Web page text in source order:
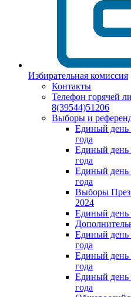
Избирательная комиссия
Контакты
Телефон горячей
8(39544)51206
Выборы и
Единый день
года
Единый день
года
Единый день
года
Выборы
2024
Единый день
Единый день
года
Единый день
года
Единый день
года